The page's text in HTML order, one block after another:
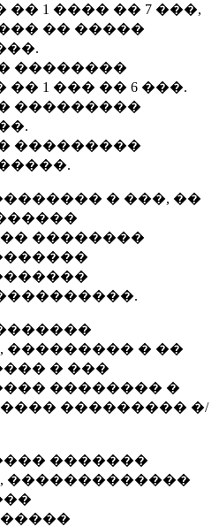
1 ���� �� 7 ���,
�� �����
��������
1 ��� �� 6 ���.
���������
���������
� ���, ��
��������
��������� � ��
� ���
�������� �
��������� �/
�������
�������������